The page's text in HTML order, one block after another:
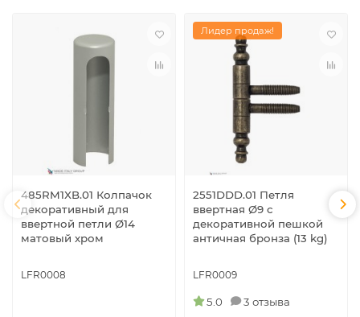
485RM1XB.01 Колпачок
декоративный для
ввертной петли Ø14
матовый хром
LFR0008
Лидер продаж!
2551DDD.01 Петля
ввертная Ø9 с
декоративной пешкой
античная бронза (13 kg)
LFR0009
5.0 3 отзыва